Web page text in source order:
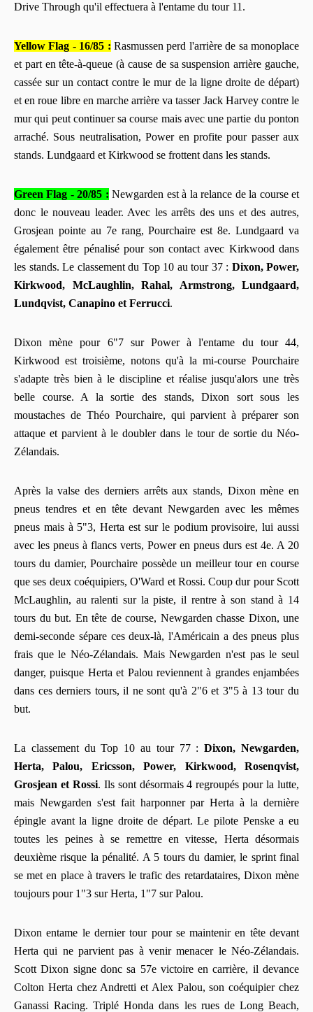
Drive Through qu'il effectuera à l'entame du tour 11.
Yellow Flag - 16/85 : Rasmussen perd l'arrière de sa monoplace
et part en tête-à-queue (à cause de sa suspension arrière gauche,
cassée sur un contact contre le mur de la ligne droite de départ)
et en roue libre en marche arrière va tasser Jack Harvey contre le
mur qui peut continuer sa course mais avec une partie du ponton
arraché. Sous neutralisation, Power en profite pour passer aux
stands. Lundgaard et Kirkwood se frottent dans les stands.
Green Flag - 20/85 : Newgarden est à la relance de la course et
donc le nouveau leader. Avec les arrêts des uns et des autres,
Grosjean pointe au 7e rang, Pourchaire est 8e. Lundgaard va
également être pénalisé pour son contact avec Kirkwood dans
les stands. Le classement du Top 10 au tour 37 : Dixon, Power,
Kirkwood, McLaughlin, Rahal, Armstrong, Lundgaard,
Lundqvist, Canapino et Ferrucci.
Dixon mène pour 6"7 sur Power à l'entame du tour 44,
Kirkwood est troisième, notons qu'à la mi-course Pourchaire
s'adapte très bien à le discipline et réalise jusqu'alors une très
belle course. A la sortie des stands, Dixon sort sous les
moustaches de Théo Pourchaire, qui parvient à préparer son
attaque et parvient à le doubler dans le tour de sortie du Néo-
Zélandais.
Après la valse des derniers arrêts aux stands, Dixon mène en
pneus tendres et en tête devant Newgarden avec les mêmes
pneus mais à 5"3, Herta est sur le podium provisoire, lui aussi
avec les pneus à flancs verts, Power en pneus durs est 4e. A 20
tours du damier, Pourchaire possède un meilleur tour en course
que ses deux coéquipiers, O'Ward et Rossi. Coup dur pour Scott
McLaughlin, au ralenti sur la piste, il rentre à son stand à 14
tours du but. En tête de course, Newgarden chasse Dixon, une
demi-seconde sépare ces deux-là, l'Américain a des pneus plus
frais que le Néo-Zélandais. Mais Newgarden n'est pas le seul
danger, puisque Herta et Palou reviennent à grandes enjambées
dans ces derniers tours, il ne sont qu'à 2"6 et 3"5 à 13 tour du
but.
La classement du Top 10 au tour 77 :Dixon, Newgarden,
Herta, Palou, Ericsson, Power, Kirkwood, Rosenqvist,
Grosjean et Rossi. Ils sont désormais 4 regroupés pour la lutte,
mais Newgarden s'est fait harponner par Herta à la dernière
épingle avant la ligne droite de départ. Le pilote Penske a eu
toutes les peines à se remettre en vitesse, Herta désormais
deuxième risque la pénalité. A 5 tours du damier, le sprint final
se met en place à travers le trafic des retardataires, Dixon mène
toujours pour 1"3 sur Herta, 1"7 sur Palou.
Dixon entame le dernier tour pour se maintenir en tête devant
Herta qui ne parvient pas à venir menacer le Néo-Zélandais.
Scott Dixon signe donc sa 57e victoire en carrière, il devance
Colton Herta chez Andretti et Alex Palou, son coéquipier chez
Ganassi Racing. Triplé Honda dans les rues de Long Beach,